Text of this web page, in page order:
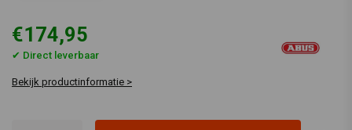
€174,95
✔ Direct leverbaar
Bekijk productinformatie >